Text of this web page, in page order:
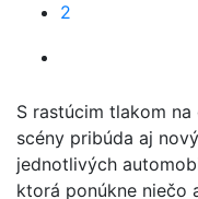
2
S rastúcim tlakom
scény pribúda aj
jednotlivých
ktorá ponúkne niečo